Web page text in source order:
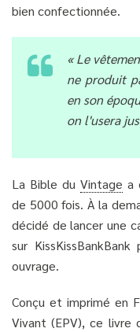
bien confectionnée.
« Le
ne produit
en son
on l'usera
La Bible du Vintage a
de 5000 fois. À la
décidé de lancer une
sur
ouvrage.
Conçu et imprimé en
Vivant (EPV), ce livre